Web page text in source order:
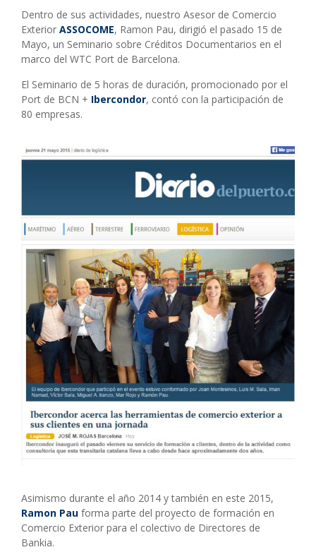
Dentro de sus actividades, nuestro Asesor de Comercio
Exterior ASSOCOME, Ramon Pau, dirigió el pasado 15 de
Mayo, un Seminario sobre Créditos Documentarios en el
marco del WTC Port de Barcelona.
El Seminario de 5 horas de duración, promocionado por el
Port de BCN + Ibercondor, contó con la participación de
80 empresas.
Asimismo durante el año 2014 y también en este 2015,
Ramon Pau forma parte del proyecto de formación en
Comercio Exterior para el colectivo de Directores de
Bankia.